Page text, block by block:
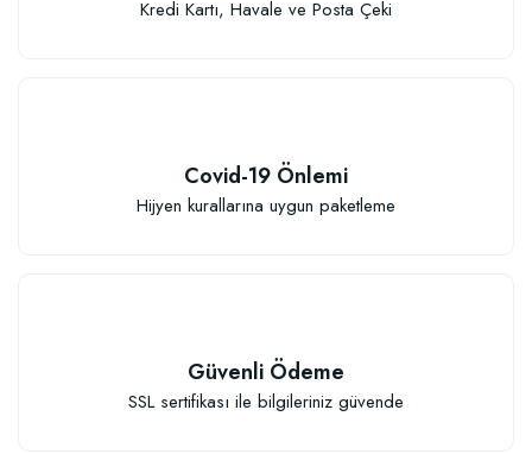
Kredi Kartı, Havale ve Posta Çeki
Covid-19 Önlemi
Hijyen kurallarına uygun paketleme
Güvenli Ödeme
SSL sertifikası ile bilgileriniz güvende